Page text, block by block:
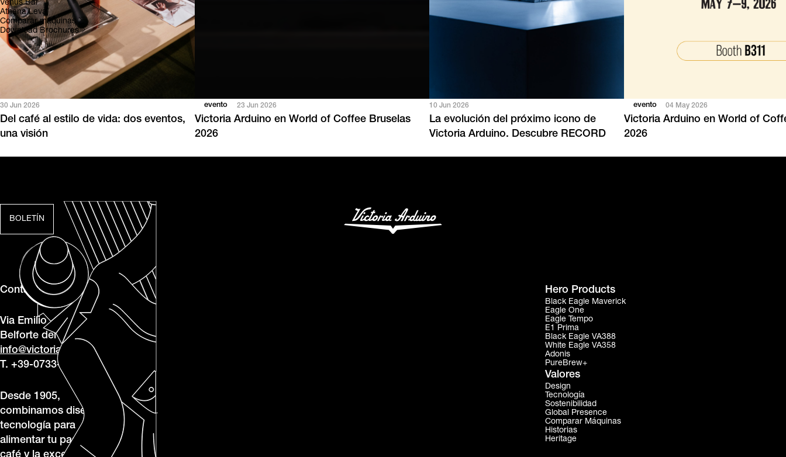
Venus Bar
Athena Leva
Comparar máquinas
Download Brochures
30 Jun 2026
Del café al estilo de vida: dos eventos,
una visión
evento 23 Jun 2026
Victoria Arduino en World of Coffee Bruselas
2026
10 Jun 2026
La evolución del próximo icono de
Victoria Arduino. Descubre RECORD
evento 04 May 2026
Victoria Arduino en World of
2026
BOLETÍN
Contacto
Via Emilio Betti, 1, 62020
Belforte del Chienti MC
info@victoriaarduino.com
T. +39-0733-950243
Desde 1905,
combinamos diseño y
tecnología para
alimentar tu pasión por el
Hero Products
Black Eagle Maverick
Eagle One
Eagle Tempo
E1 Prima
Black Eagle VA388
White Eagle VA358
Adonis
PureBrew+
Valores
Design
Tecnología
Sostenibilidad
Global Presence
Comparar Máquinas
Historias
Heritage